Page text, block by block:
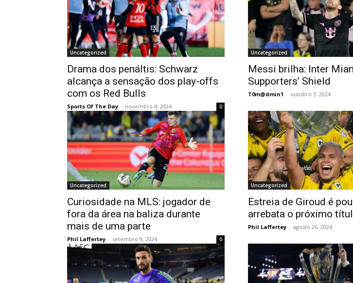
Uncategorized
Drama dos penáltis: Schwarz
alcança a sensação dos play-offs
com os Red Bulls
Sports Of The Day - novembro 4, 2024 0
Uncategorized
Messi brilha: Inter
Supporters’ Shield
T0m@dmin1 - outubro 3, 2024
Uncategorized
Curiosidade na MLS: jogador de
fora da área na baliza durante
mais de uma parte
Phil Laffertey - setembro 9, 2024 0
Uncategorized
Estreia de Giroud é
arrebata o próximo
Phil Laffertey - agosto 26, 2024